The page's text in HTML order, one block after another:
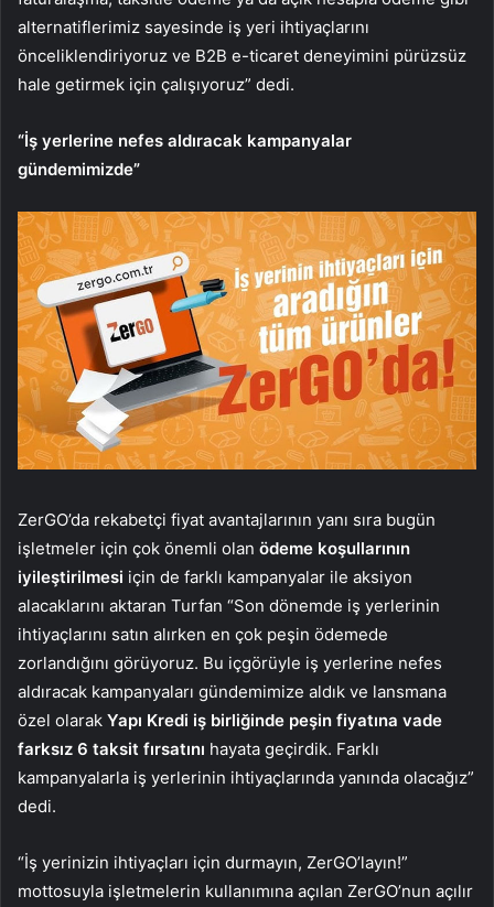
alternatiflerimiz sayesinde iş yeri ihtiyaçlarını
önceliklendiriyoruz ve B2B e-ticaret deneyimini pürüzsüz
hale getirmek için çalışıyoruz” dedi.
“İş yerlerine nefes aldıracak kampanyalar
gündemimizde”
ZerGO’da rekabetçi fiyat avantajlarının yanı sıra bugün
işletmeler için çok önemli olan ödeme koşullarının
iyileştirilmesi için de farklı kampanyalar ile aksiyon
alacaklarını aktaran Turfan “Son dönemde iş yerlerinin
ihtiyaçlarını satın alırken en çok peşin ödemede
zorlandığını görüyoruz. Bu içgörüyle iş yerlerine nefes
aldıracak kampanyaları gündemimize aldık ve lansmana
özel olarak Yapı Kredi iş birliğinde peşin fiyatına vade
farksız 6 taksit fırsatını hayata geçirdik. Farklı
kampanyalarla iş yerlerinin ihtiyaçlarında yanında olacağız”
dedi.
“İş yerinizin ihtiyaçları için durmayın, ZerGO’layın!”
mottosuyla işletmelerin kullanımına açılan ZerGO’nun açılır